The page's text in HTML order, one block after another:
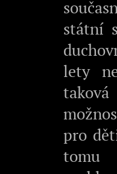
státní
lety
pro